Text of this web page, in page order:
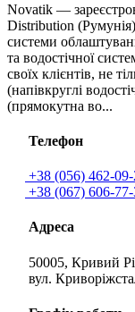
Novatik —
Distribution
системи
та водостічної
своїх клієнтів, не
(напівкруглі
(прямокутна во...
Телефон
+38 (056) 462-
+38 (067) 606-
Адреса
50005, Кривий
вул.